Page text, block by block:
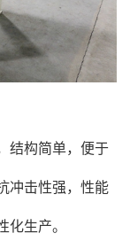
结构简单，便于
冲击性强，性能
化生产。